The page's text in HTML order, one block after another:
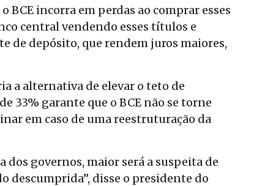
BCE incorra em perdas ao comprar esses
central vendendo esses títulos e
de depósito, que rendem juros maiores,
a alternativa de elevar o teto de
33% garante que o BCE não se torne
em caso de uma reestruturação da
dos governos, maior será a suspeita de
descumprida”, disse o presidente do